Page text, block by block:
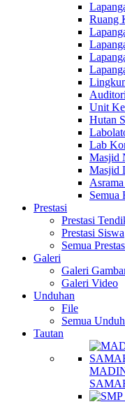
Ruang
Unit
Hutan
Lab
Masjid
Masjid
Semua
Prestasi
Prestasi
Prestasi Siswa
Semua
Galeri
Galeri
Galeri Video
Unduhan
File
Semua
Tautan